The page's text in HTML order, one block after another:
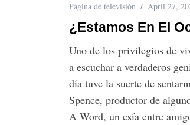
Página de televisión April 27,
¿Estamos En El
Uno de los privilegios de
a escuchar a verdaderos
día tuve la suerte de
Spence, productor de
A Word, un esía entre